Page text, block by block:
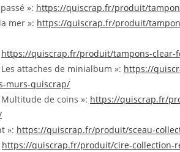
»: https://quiscrap.fr/produit/
mer »: https://quiscrap.fr/produit/
https://quiscrap.fr/produit/tampons-clear-
attaches de minialbum »: https://
murs-quiscrap/
de coins »: https://quiscrap.fr/
»: https://quiscrap.fr/produit/sceau-
https://quiscrap.fr/produit/cire-collection-